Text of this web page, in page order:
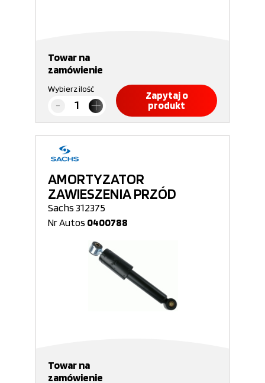
Towar na
zamówienie
Wybierz ilość
Zapytaj o
produkt
AMORTYZATOR
ZAWIESZENIA PRZÓD
Sachs 312375
Nr Autos 0400788
Towar na
zamówienie